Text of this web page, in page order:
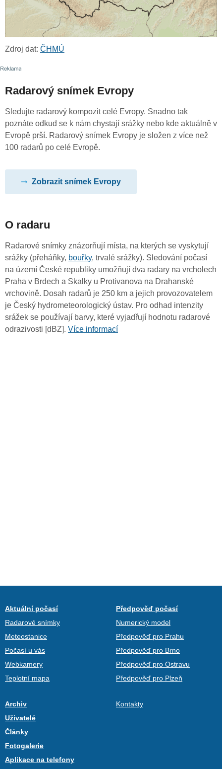
Zdroj dat: ČHMÚ
Radarový snímek Evropy
Sledujte radarový kompozit celé Evropy. Snadno tak
poznáte odkud se k nám chystají srážky nebo kde aktuálně v
Evropě prší. Radarový snímek Evropy je složen z více než
100 radarů po celé Evropě.
Zobrazit snímek Evropy
O radaru
Radarové snímky znázorňují místa, na kterých se vyskytují
srážky (přeháňky, bouřky, trvalé srážky). Sledování počasí
na území České republiky umožňují dva radary na vrcholech
Praha v Brdech a Skalky u Protivanova na Drahanské
vrchovině. Dosah radarů je 250 km a jejich provozovatelem
je Český hydrometeorologický ústav. Pro odhad intenzity
srážek se používají barvy, které vyjadřují hodnotu radarové
odrazivosti [dBZ]. Více informací
Aktuální počasí
Radarové snímky
Meteostanice
Počasí u vás
Webkamery
Teplotní mapa
Předpověď počasí
Numerický model
Předpověď pro Prahu
Předpověď pro Brno
Předpověď pro Ostravu
Předpověď pro Plzeň
Archiv
Uživatelé
Články
Fotogalerie
Aplikace na telefony
Kontakty